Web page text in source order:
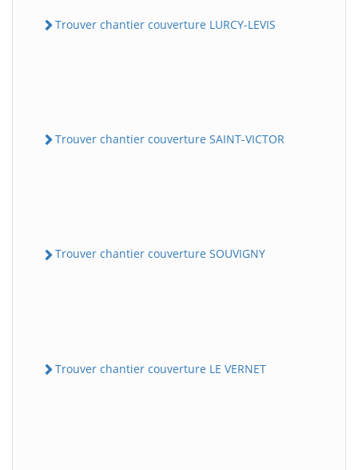
Trouver chantier couverture LURCY-LEVIS
Trouver chantier couverture SAINT-VICTOR
Trouver chantier couverture SOUVIGNY
Trouver chantier couverture LE VERNET